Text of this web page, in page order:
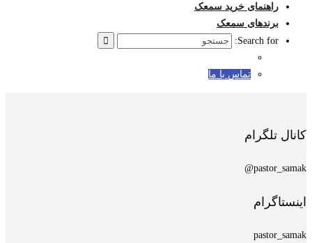
راهنمای خرید سمعک
برندهای سمعک
Search for:
تماس با ما
کانال تلگرام
pastor_samak@
اینستاگرام
pastor_samak